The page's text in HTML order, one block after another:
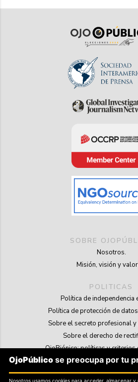
SOBRE
Nosotros.
Misión, visión y
POLITICAS
Política de independencia
Política de protección de
Sobre el secreto profesional
Sobre el derecho de
OjoBiónico: políticas y criterios
Sobre libertad de información frente a
OjoPúblico se preocupa por tu
Nosotros usamos cookies para acceder, almacenar